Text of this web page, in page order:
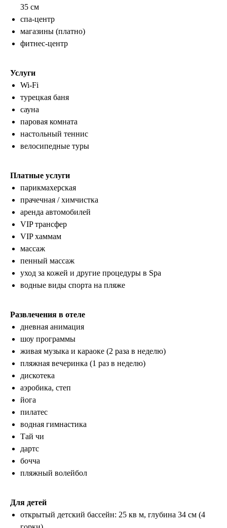
35 см
спа-центр
магазины (платно)
фитнес-центр
Услуги
Wi-Fi
турецкая баня
сауна
паровая комната
настольный теннис
велосипедные туры
Платные услуги
парикмахерская
прачечная / химчистка
аренда автомобилей
VIP трансфер
VIP хаммам
массаж
пенный массаж
уход за кожей и другие процедуры в Spa
водные виды спорта на пляже
Развлечения в отеле
дневная анимация
шоу программы
живая музыка и караоке (2 раза в неделю)
пляжная вечеринка (1 раз в неделю)
дискотека
аэробика, степ
йога
пилатес
водная гимнастика
Тай чи
дартс
бочча
пляжный волейбол
Для детей
открытый детский бассейн: 25 кв м, глубина 34 см (4